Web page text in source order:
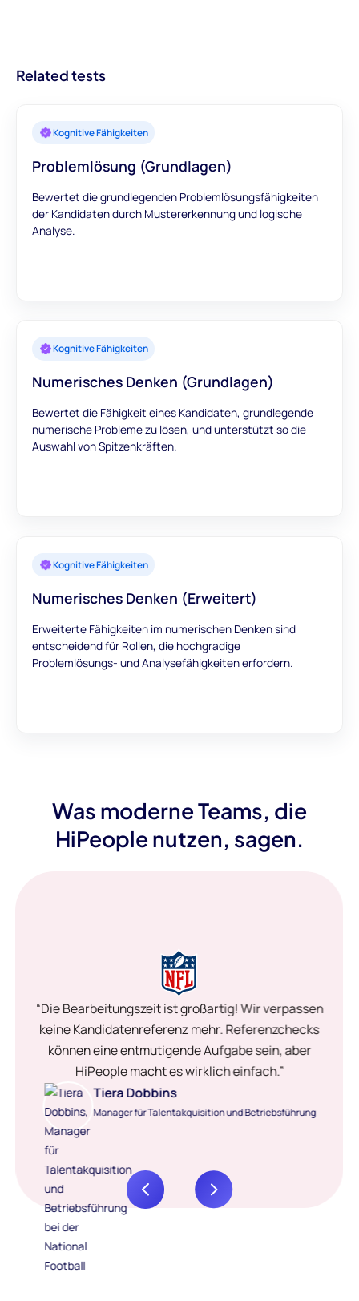
Einstellungsentscheidungen zu unterstützen.
Related tests
Kognitive Fähigkeiten
Problemlösung (Grundlagen)
Bewertet die grundlegenden Problemlösungsfähigkeiten
der Kandidaten durch Mustererkennung und logische
Analyse.
Kognitive Fähigkeiten
Numerisches Denken (Grundlagen)
Bewertet die Fähigkeit eines Kandidaten, grundlegende
numerische Probleme zu lösen, und unterstützt so die
Auswahl von Spitzenkräften.
Kognitive Fähigkeiten
Numerisches Denken (Erweitert)
Erweiterte Fähigkeiten im numerischen Denken sind
entscheidend für Rollen, die hochgradige
Problemlösungs- und Analysefähigkeiten erfordern.
Was moderne Teams, die
HiPeople nutzen, sagen.
“Die Bearbeitungszeit ist großartig! Wir verpassen
keine Kandidatenreferenz mehr. Referenzchecks
können eine entmutigende Aufgabe sein, aber
HiPeople macht es wirklich einfach.”
Tiera Dobbins
Manager für Talentakquisition und Betriebsführung